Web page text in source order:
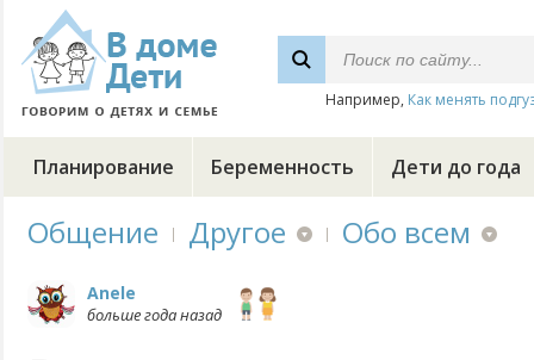
Например, Как менять
Планирование Беременность Дети до года
Общение Другое Обо всем
Anele
больше года назад